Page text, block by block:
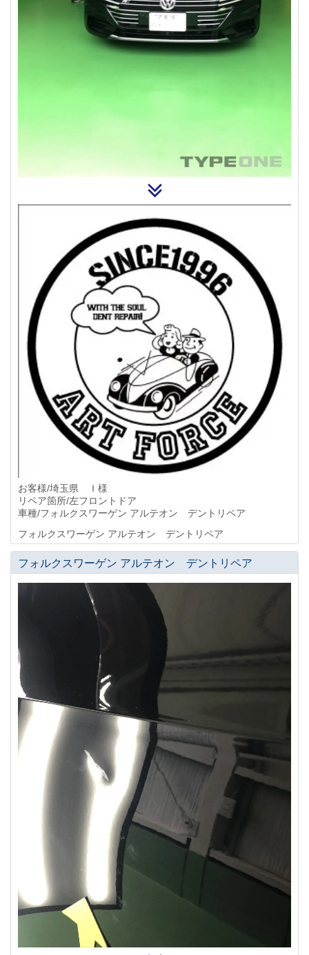
お客様/埼玉県 Ｉ様
リペア箇所/左フロントドア
車種/フォルクスワーゲン アルテオン デントリペア
フォルクスワーゲン アルテオン デントリペア
フォルクスワーゲン アルテオン デントリペア